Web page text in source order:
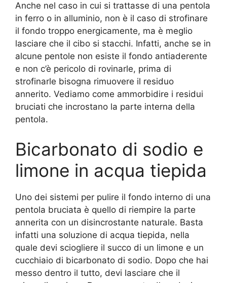
Anche nel caso in cui si trattasse di una pentola
in ferro o in alluminio, non è il caso di strofinare
il fondo troppo energicamente, ma è meglio
lasciare che il cibo si stacchi. Infatti, anche se in
alcune pentole non esiste il fondo antiaderente
e non c’è pericolo di rovinarle, prima di
strofinarle bisogna rimuovere il residuo
annerito. Vediamo come ammorbidire i residui
bruciati che incrostano la parte interna della
pentola.
Bicarbonato di sodio e
limone in acqua tiepida
Uno dei sistemi per pulire il fondo interno di una
pentola bruciata è quello di riempire la parte
annerita con un disincrostante naturale. Basta
infatti una soluzione di acqua tiepida, nella
quale devi sciogliere il succo di un limone e un
cucchiaio di bicarbonato di sodio. Dopo che hai
messo dentro il tutto, devi lasciare che il